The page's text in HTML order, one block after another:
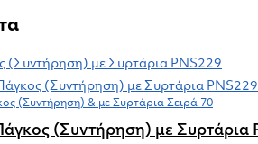
(Συντήρηση) & με Συρτάρια Σειρά 70
(Συντήρηση) με Συρτάρια